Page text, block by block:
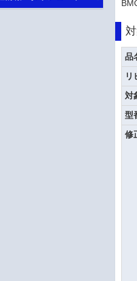
品
リ
対
型
修